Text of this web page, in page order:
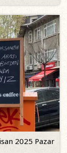
2025 Pazar